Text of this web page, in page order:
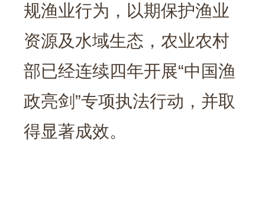
规渔业行为，以期保护渔业
资源及水域生态，农业农村
部已经连续四年开展“中国渔
政亮剑”专项执法行动，并取
得显著成效。